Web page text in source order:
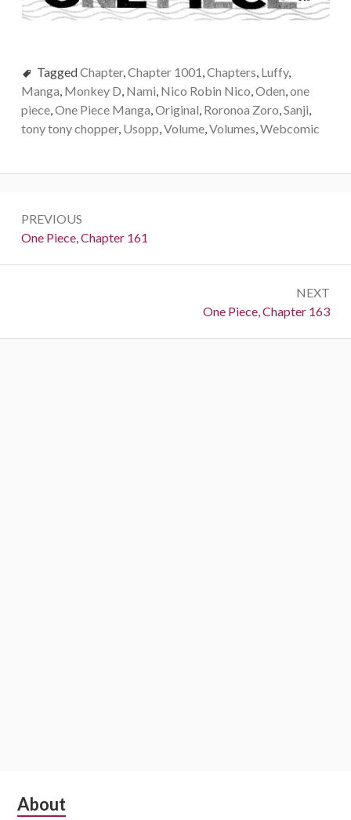
TaggedChapter,Chapter 1001,Chapters, Luffy,
Manga, Monkey D, Nami, Nico Robin Nico,Oden,one
piece,One Piece Manga,Original, Roronoa Zoro,Sanji,
tony tony chopper, Usopp,Volume,Volumes,Webcomic
navigation
PREVIOUS
Previous:
One Piece, Chapter 161
NEXT
Next:
One Piece, Chapter 163
Subsidiary
About